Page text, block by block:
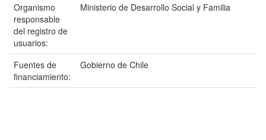
Organismo
responsable
del registro de
usuarios:
Ministerio de Desarrollo Social y Familia
Fuentes de
financiamiento:
Gobierno de Chile